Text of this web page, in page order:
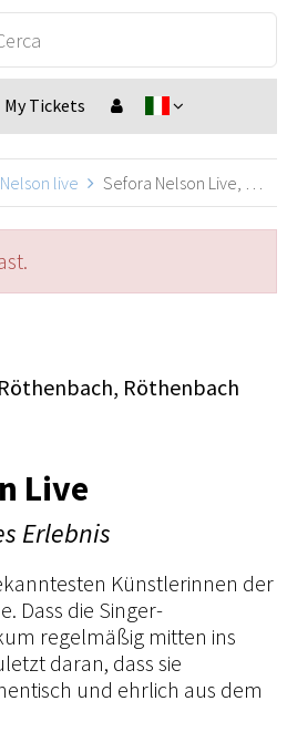
My Tickets
live Sefora Nelson Live, Röthenbach a. d. Pegnitz
Röthenbach
Live
Erlebnis
Künstlerinnen der
Dass die Singer-
regelmäßig mitten ins
daran, dass sie
und ehrlich aus dem